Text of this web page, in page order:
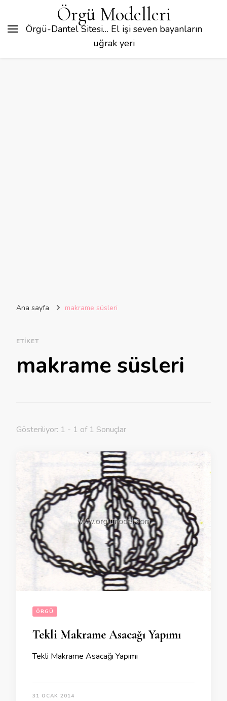
Örgü Modelleri
Örgü-Dantel Sitesi… El işi seven bayanların
uğrak yeri
Ana sayfa makrame süsleri
ETIKET
makrame süsleri
Gösteriliyor: 1 - 1 of 1 Sonuçlar
ÖRGÜ
Tekli Makrame Asacağı Yapımı
Tekli Makrame Asacağı Yapımı
31 OCAK 2014